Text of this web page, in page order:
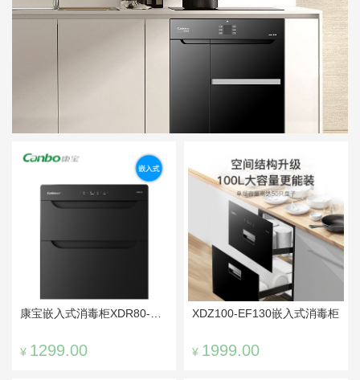
¥ 1299.00
XDZ100-EF130嵌入式消毒柜
¥ 1999.00